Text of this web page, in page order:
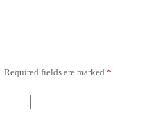
Required fields are marked *